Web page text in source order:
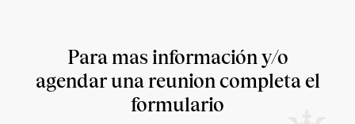
Para mas información y/o
agendar una reunion completa el
formulario